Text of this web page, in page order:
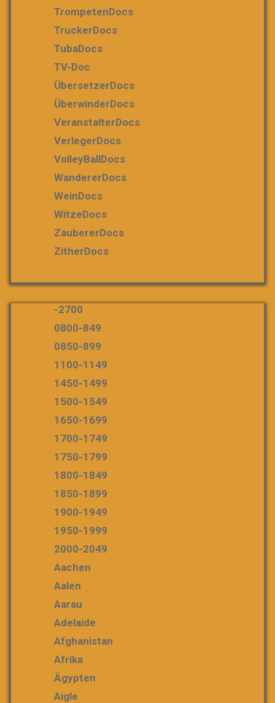
TrompetenDocs
TruckerDocs
TubaDocs
TV-Doc
ÜbersetzerDocs
ÜberwinderDocs
VeranstalterDocs
VerlegerDocs
VolleyBallDocs
WandererDocs
WeinDocs
WitzeDocs
ZaubererDocs
ZitherDocs
-2700
0800-849
0850-899
1100-1149
1450-1499
1500-1549
1650-1699
1700-1749
1750-1799
1800-1849
1850-1899
1900-1949
1950-1999
2000-2049
Aachen
Aalen
Aarau
Adelaide
Afghanistan
Afrika
Ägypten
Aigle